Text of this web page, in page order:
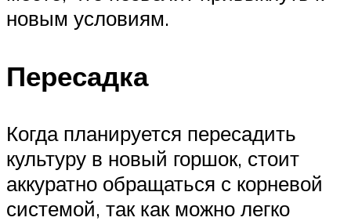
новым условиям.
Пересадка
Когда планируется пересадить
культуру в новый горшок, стоит
аккуратно обращаться с корневой
системой, так как можно легко